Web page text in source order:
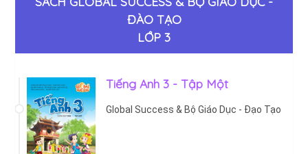
ĐÀO TẠO
LỚP 3
Tiếng Anh 3 - Tập Một
Global Success & Bộ Giáo Dục - Đạo Tạo